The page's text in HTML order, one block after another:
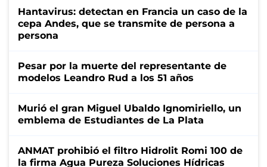
Hantavirus: detectan en Francia un caso de la
cepa Andes, que se transmite de persona a
persona
Pesar por la muerte del representante de
modelos Leandro Rud a los 51 años
Murió el gran Miguel Ubaldo Ignomiriello, un
emblema de Estudiantes de La Plata
ANMAT prohibió el filtro Hidrolit Romi 100 de
la firma Agua Pureza Soluciones Hídricas